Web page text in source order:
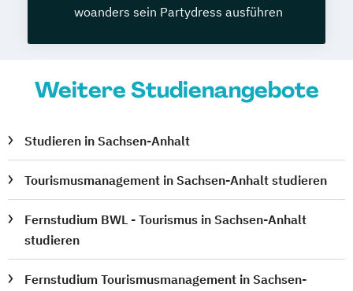
woanders sein Partydress ausführen
Weitere Studienangebote
Studieren in Sachsen-Anhalt
Tourismusmanagement in Sachsen-Anhalt studieren
Fernstudium BWL - Tourismus in Sachsen-Anhalt
studieren
Fernstudium Tourismusmanagement in Sachsen-